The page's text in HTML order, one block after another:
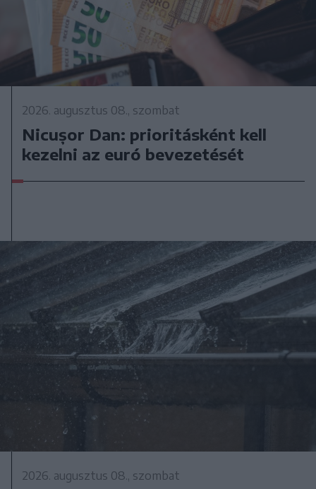
2026. augusztus 08., szombat
Nicușor Dan: prioritásként kell
kezelni az euró bevezetését
2026. augusztus 08., szombat